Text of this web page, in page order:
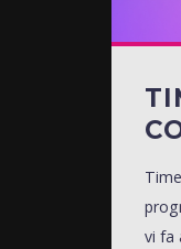
vi fa